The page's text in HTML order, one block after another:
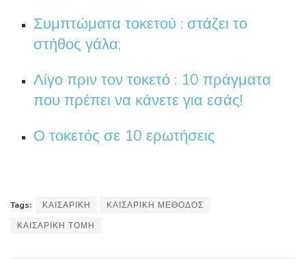
Συμπτώματα τοκετού : στάζει το
στήθος γάλα;
Λίγο πριν τον τοκετό : 10 πράγματα
που πρέπει να κάνετε για εσάς!
Ο τοκετός σε 10 ερωτήσεις
Tags: ΚΑΙΣΑΡΙΚΗ
ΚΑΙΣΑΡΙΚΗ ΜΕΘΟΔΟΣ
ΚΑΙΣΑΡΙΚΗ ΤΟΜΗ